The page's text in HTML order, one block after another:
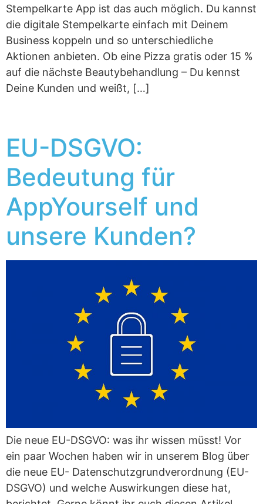
Stempelkarte App ist das auch möglich. Du kannst
die digitale Stempelkarte einfach mit Deinem
Business koppeln und so unterschiedliche
Aktionen anbieten. Ob eine Pizza gratis oder 15 %
auf die nächste Beautybehandlung – Du kennst
Deine Kunden und weißt, […]
EU-DSGVO:
Bedeutung für
AppYourself und
unsere Kunden?
Die neue EU-DSGVO: was ihr wissen müsst! Vor
ein paar Wochen haben wir in unserem Blog über
die neue EU- Datenschutzgrundverordnung (EU-
DSGVO) und welche Auswirkungen diese hat,